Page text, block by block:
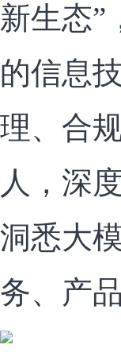
新生态”
的信息
理、合
人，深
洞悉大
务、产